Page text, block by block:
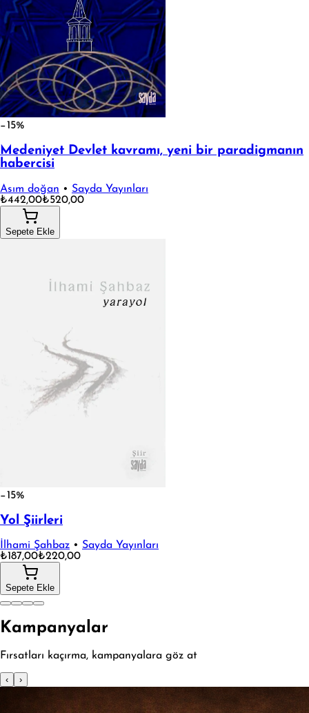
−15%
Medeniyet Devlet kavramı, yeni bir paradigmanın
habercisi
Asım doğan • Sayda Yayınları
₺442,00₺520,00
Sepete Ekle
−15%
Yol Şiirleri
İlhami Şahbaz • Sayda Yayınları
₺187,00₺220,00
Sepete Ekle
Kampanyalar
Fırsatları kaçırma, kampanyalara göz at
‹ ›